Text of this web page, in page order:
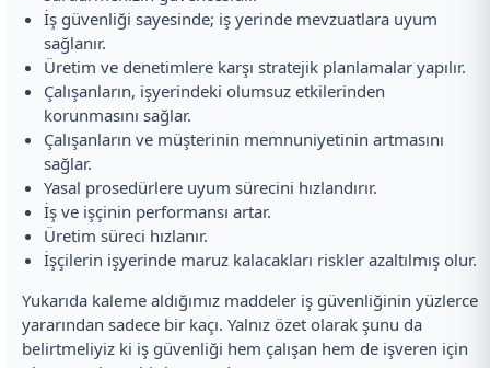
İş güvenliği sayesinde; iş yerinde mevzuatlara uyum
sağlanır.
Üretim ve denetimlere karşı stratejik planlamalar yapılır.
Çalışanların, işyerindeki olumsuz etkilerinden
korunmasını sağlar.
Çalışanların ve müşterinin memnuniyetinin artmasını
sağlar.
Yasal prosedürlere uyum sürecini hızlandırır.
İş ve işçinin performansı artar.
Üretim süreci hızlanır.
İşçilerin işyerinde maruz kalacakları riskler azaltılmış olur.
Yukarıda kaleme aldığımız maddeler iş güvenliğinin yüzlerce
yararından sadece bir kaçı. Yalnız özet olarak şunu da
belirtmeliyiz ki iş güvenliği hem çalışan hem de işveren için